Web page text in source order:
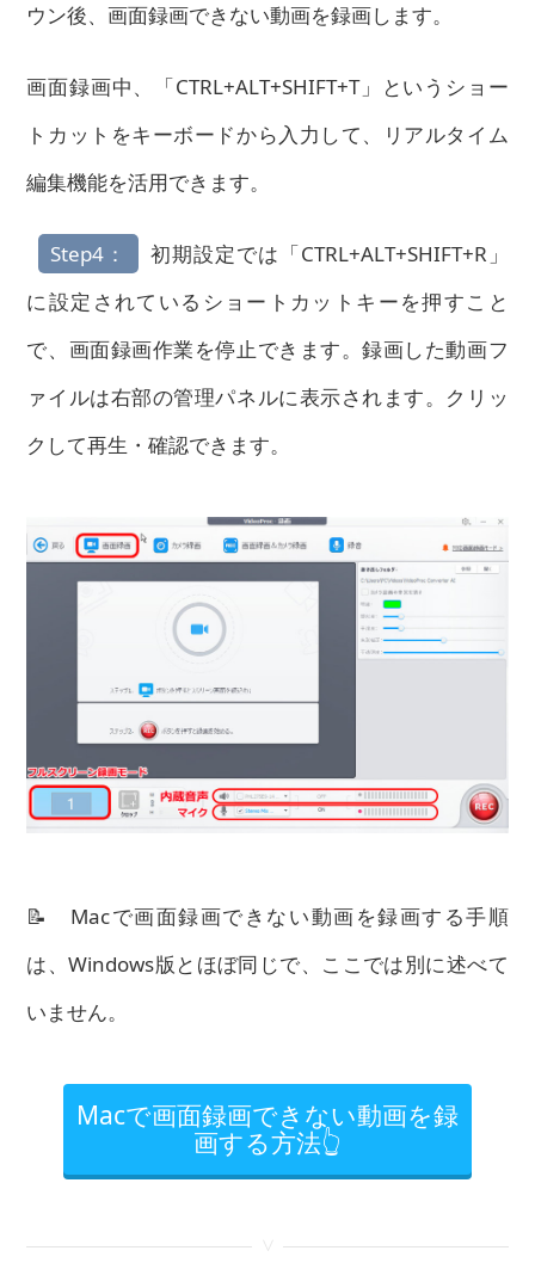
ウン後、画面録画できない動画を録画します。
画面録画中、「CTRL+ALT+SHIFT+T」というショー
トカットをキーボードから入力して、リアルタイム
編集機能を活用できます。
Step4：
初期設定では「CTRL+ALT+SHIFT+R」
に設定されているショートカットキーを押すこと
で、画面録画作業を停止できます。録画した動画フ
ァイルは右部の管理パネルに表示されます。クリッ
クして再生・確認できます。
📝 Macで画面録画できない動画を録画する手順
は、Windows版とほぼ同じで、ここでは別に述べて
いません。
Macで画面録画できない動画を録
画する方法👆